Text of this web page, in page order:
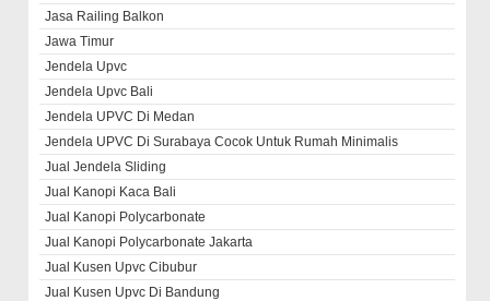
Jasa Railing Balkon
Jawa Timur
Jendela Upvc
Jendela Upvc Bali
Jendela UPVC Di Medan
Jendela UPVC Di Surabaya Cocok Untuk Rumah Minimalis
Jual Jendela Sliding
Jual Kanopi Kaca Bali
Jual Kanopi Polycarbonate
Jual Kanopi Polycarbonate Jakarta
Jual Kusen Upvc Cibubur
Jual Kusen Upvc Di Bandung